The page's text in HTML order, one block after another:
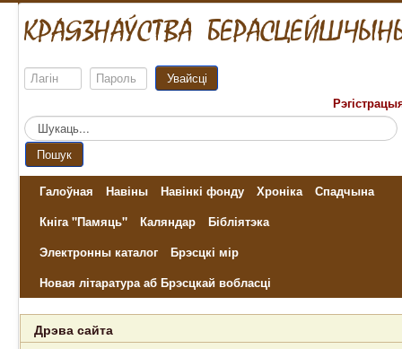
Увайсці
Пошук...
Пошук
Галоўная Навіны Навінкі фонду Хроніка
Спадчына
Кніга "Памяць"
Каляндар
Бібліятэка
Электронны каталог
Брэсцкі мір
Новая літаратура аб Брэсцкай вобласці
Дрэва сайта